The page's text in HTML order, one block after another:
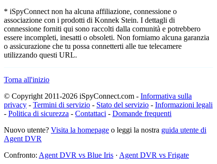
* iSpyConnect non ha alcuna affiliazione, connessione o
associazione con i prodotti di Konnek Stein. I dettagli di
connessione forniti qui sono raccolti dalla comunità e potrebbero
essere incompleti, inesatti o obsoleti. Non forniamo alcuna garanzia
o assicurazione che tu possa connetterti alle tue telecamere
utilizzando questi URL.
Torna all'inizio
© Copyright 2011-2026 iSpyConnect.com - Informativa sulla
privacy - Termini di servizio - Stato del servizio - Informazioni legali
- Politica di sicurezza - Contattaci - Domande frequenti
Nuovo utente? Visita la homepage o leggi la nostra guida utente di
Agent DVR
Confronto: Agent DVR vs Blue Iris · Agent DVR vs Frigate